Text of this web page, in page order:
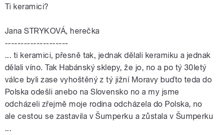
Ti keramici?
Jana STRYKOVÁ, herečka
--------------------
... ti keramici, přesně tak, jednak dělali keramiku a jednak
dělali víno. Tak Habánský sklepy, že jo, no a po tý 30letý
válce byli zase vyhoštěný z tý jižní Moravy buďto teda do
Polska odešli anebo na Slovensko no a my jsme
odcházeli zřejmě moje rodina odcházela do Polska, no
ale cestou se zastavila v Šumperku a zůstala v Šumperku
...